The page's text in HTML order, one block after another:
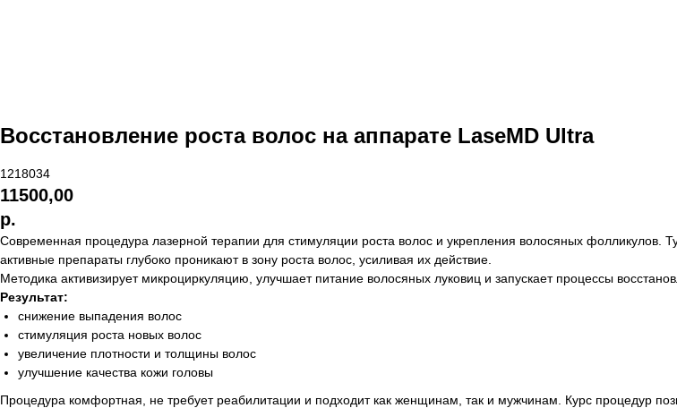
Восстановление роста волос на аппарате LaseMD Ultra
1218034
11500,00
р.
Современная процедура лазерной терапии для стимуляции роста волос и укрепления волосяных фолликулов.
активные препараты глубоко проникают в зону роста волос, усиливая их действие.
Методика активизирует микроциркуляцию, улучшает питание волосяных луковиц и запускает процессы
Результат:
снижение выпадения волос
стимуляция роста новых волос
увеличение плотности и толщины волос
улучшение качества кожи головы
Процедура комфортная, не требует реабилитации и подходит как женщинам, так и мужчинам. Курс процедур